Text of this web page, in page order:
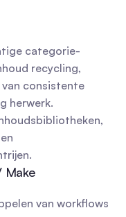
categorie-
recycling,
consistente
herwerk.
Make
van workflows